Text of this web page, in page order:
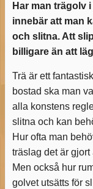
Har man trägolv
innebär att man
och slitna. Att
billigare än att
Trä är ett
bostad ska man
alla konstens
slitna och kan
Hur ofta man
träslag det är
Men också hur
golvet utsätts för